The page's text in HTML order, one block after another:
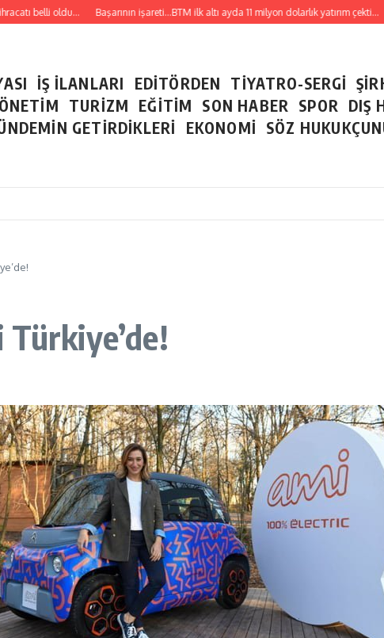
belli oldu… Başarının işareti…BTM ilk altı ayda 11 milyon dolarlık yatırım çekti…
İŞ İLANLARI EDİTÖRDEN TİYATRO-SERGİ
TURİZM EĞİTİM SON HABER SPOR
DIŞ
GETİRDİKLERİ EKONOMİ SÖZ